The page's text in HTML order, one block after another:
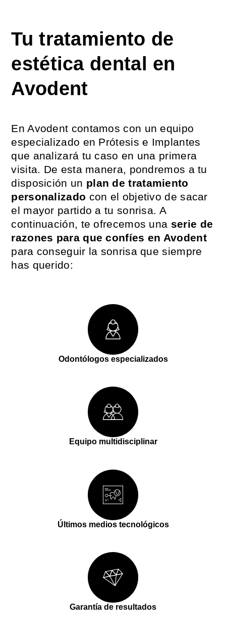
Tu tratamiento de
estética dental en
Avodent
En Avodent contamos con un equipo
especializado en Prótesis e Implantes
que analizará tu caso en una primera
visita. De esta manera, pondremos a tu
disposición un plan de tratamiento
personalizado con el objetivo de sacar
el mayor partido a tu sonrisa. A
continuación, te ofrecemos una serie de
razones para que confíes en Avodent
para conseguir la sonrisa que siempre
has querido:
Odontólogos especializados
Equipo multidisciplinar
Últimos medios tecnológicos
Garantía de resultados